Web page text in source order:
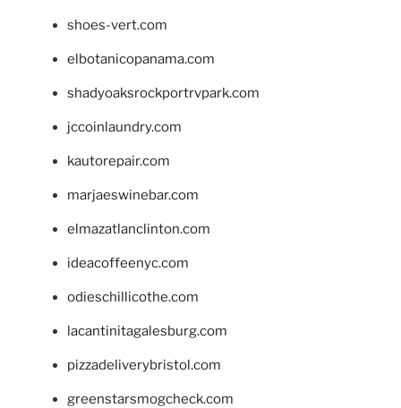
shoes-vert.com
elbotanicopanama.com
shadyoaksrockportrvpark.com
jccoinlaundry.com
kautorepair.com
marjaeswinebar.com
elmazatlanclinton.com
ideacoffeenyc.com
odieschillicothe.com
lacantinitagalesburg.com
pizzadeliverybristol.com
greenstarsmogcheck.com